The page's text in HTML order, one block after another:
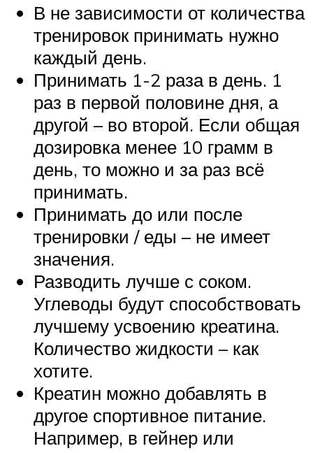
В не зависимости от количества
тренировок принимать нужно
каждый день.
Принимать 1-2 раза в день. 1
раз в первой половине дня, а
другой – во второй. Если общая
дозировка менее 10 грамм в
день, то можно и за раз всё
принимать.
Принимать до или после
тренировки / еды – не имеет
значения.
Разводить лучше с соком.
Углеводы будут способствовать
лучшему усвоению креатина.
Количество жидкости – как
хотите.
Креатин можно добавлять в
другое спортивное питание.
Например, в гейнер или